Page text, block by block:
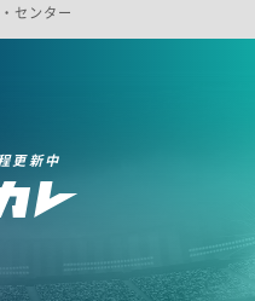
センター
更新中